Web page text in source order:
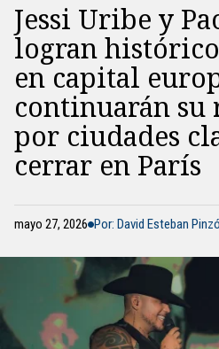
Jessi Uribe y
logran
en capital
continuarán
por ciudades
cerrar en París
mayo 27, 2026 Por: David Esteban